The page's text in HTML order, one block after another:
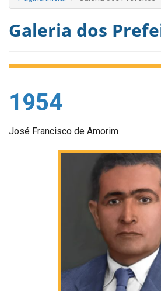
Galeria dos
1954
José Francisco de Amorim